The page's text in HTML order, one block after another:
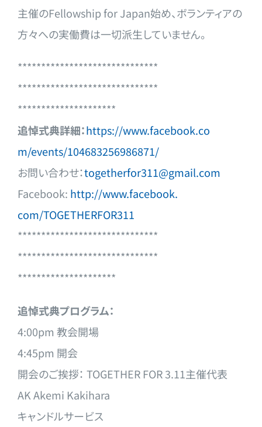
主催のFellowship for Japan始め、ボランティアの
方々への実働費は一切派生していません。
******************************
******************************
*********************
追悼式典詳細：https://www.facebook.co
m/events/104683256986871/
お問い合わせ：togetherfor311@gmail.com
Facebook: http://www.facebook.
com/TOGETHERFOR311
******************************
******************************
*********************
追悼式典プログラム：
4:00pm 教会開場
4:45pm 開会
開会のご挨拶： TOGETHER FOR 3.11主催代表
AK Akemi Kakihara
キャンドルサービス